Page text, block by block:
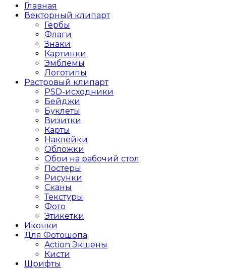
Главная
Векторный клипарт
Гербы
Флаги
Знаки
Картинки
Эмблемы
Логотипы
Растровый клипарт
PSD-исходники
Бейджи
Буклеты
Визитки
Карты
Наклейки
Обложки
Обои на рабочий стол
Постеры
Рисунки
Сканы
Текстуры
Фото
Этикетки
Иконки
Для Фотошопа
Action Экшены
Кисти
Шрифты